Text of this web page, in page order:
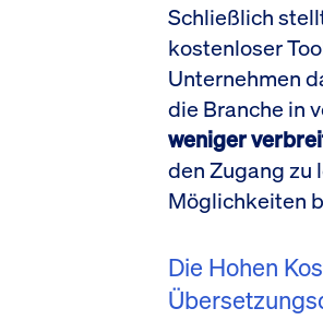
Schließlich
kostenloser
Unternehmen
die Branche in
weniger
den Zugang zu
Möglichkeiten
Die Hohen